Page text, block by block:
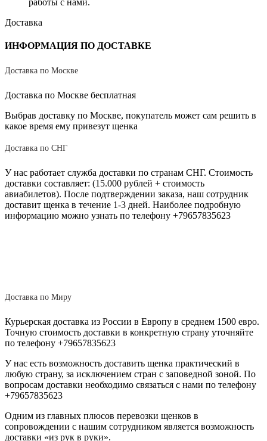
работы с нами.
Доставка
ИНФОРМАЦИЯ ПО ДОСТАВКЕ
Доставка по Москве
Доставка по Москве бесплатная
Выбрав доставку по Москве, покупатель может сам решить в
какое время ему привезут щенка
Доставка по СНГ
У нас работает служба доставки по странам СНГ. Стоимость
доставки составляет: (15.000 рублей + стоимость
авиабилетов). После подтверждении заказа, наш сотрудник
доставит щенка в течение 1-3 дней. Наиболее подробную
информацию можно узнать по телефону +79657835623
Доставка по Миру
Курьерская доставка из России в Европу в среднем 1500 евро.
Точную стоимость доставки в конкретную страну уточняйте
по телефону +79657835623
У нас есть возможность доставить щенка практический в
любую страну, за исключением стран с заповедной зоной. По
вопросам доставки необходимо связаться с нами по телефону
+79657835623
Одним из главных плюсов перевозки щенков в
сопровождении с нашим сотрудником является возможность
доставки «из рук в руки».